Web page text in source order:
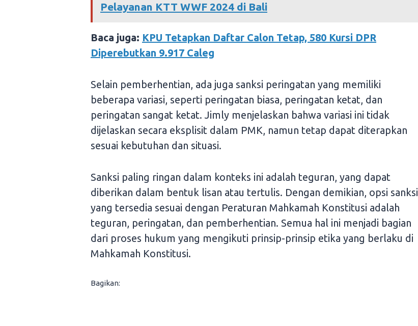
Pelayanan KTT WWF 2024 di Bali
Baca juga: KPU Tetapkan Daftar Calon Tetap, 580 Kursi DPR
Diperebutkan 9.917 Caleg
Selain pemberhentian, ada juga sanksi peringatan yang memiliki
beberapa variasi, seperti peringatan biasa, peringatan ketat, dan
peringatan sangat ketat. Jimly menjelaskan bahwa variasi ini tidak
dijelaskan secara eksplisit dalam PMK, namun tetap dapat diterapkan
sesuai kebutuhan dan situasi.
Sanksi paling ringan dalam konteks ini adalah teguran, yang dapat
diberikan dalam bentuk lisan atau tertulis. Dengan demikian, opsi sanksi
yang tersedia sesuai dengan Peraturan Mahkamah Konstitusi adalah
teguran, peringatan, dan pemberhentian. Semua hal ini menjadi bagian
dari proses hukum yang mengikuti prinsip-prinsip etika yang berlaku di
Mahkamah Konstitusi.
Bagikan: